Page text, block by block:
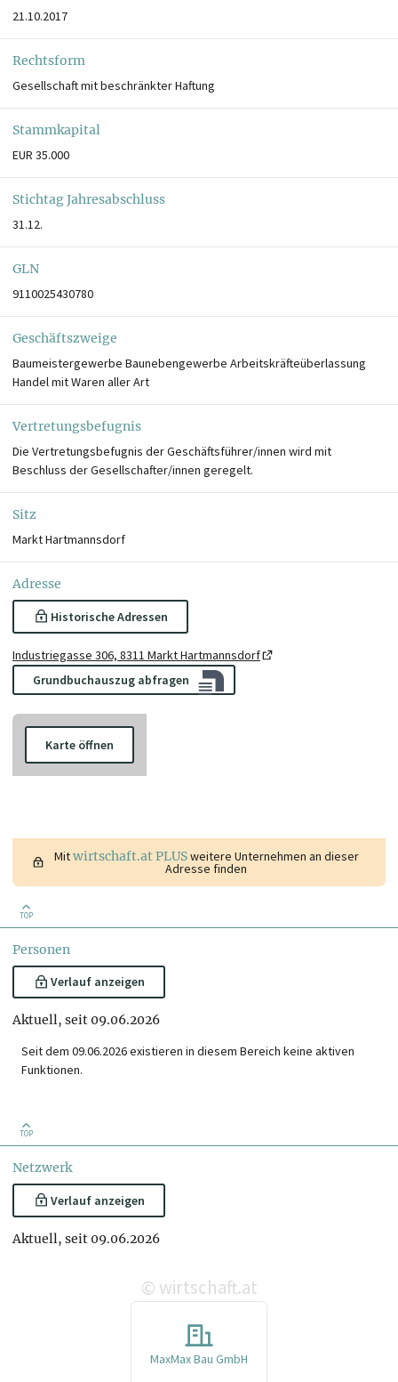
21.10.2017
Rechtsform
Gesellschaft mit beschränkter Haftung
Stammkapital
EUR 35.000
Stichtag Jahresabschluss
31.12.
GLN
9110025430780
Geschäftszweige
Baumeistergewerbe Baunebengewerbe Arbeitskräfteüberlassung
Handel mit Waren aller Art
Vertretungsbefugnis
Die Vertretungsbefugnis der Geschäftsführer/innen wird mit
Beschluss der Gesellschafter/innen geregelt.
Sitz
Markt Hartmannsdorf
Adresse
Historische Adressen
Industriegasse 306, 8311 Markt Hartmannsdorf
Grundbuchauszug abfragen
Karte öffnen
Mitwirtschaft.at PLUSweitere Unternehmen an dieser
Adresse finden
TOP
Personen
Verlauf anzeigen
Aktuell, seit 09.06.2026
Seit dem 09.06.2026 existieren in diesem Bereich keine aktiven
Funktionen.
TOP
Netzwerk
Verlauf anzeigen
Aktuell, seit 09.06.2026
© wirtschaft.at
MaxMax Bau GmbH